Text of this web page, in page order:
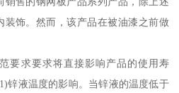
装饰。然而，该产品在被油漆之前做
要求要求将直接影响产品的使用寿
锌液温度的影响。当锌液的温度低于